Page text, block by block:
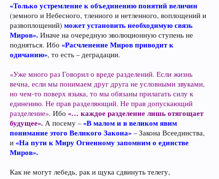
«Только устремление к объединению понятий величин
(земного и Небесного, тленного и нетленного, воплощений и
развоплощений) может установить необходимую связь
Миров». Иначе на очередную эволюционную ступень не
подняться. Ибо «Расчленение Миров приводит к
одичанию», то есть – деградации.
«Уже много раз Говорил о вреде разделений. Если жизнь
вечна, если мы понимаем друг друга не условными звуками,
но чем-то поверх языка, то мы обязаны прилагать силу к
единению. Не прав разделяющий. Не прав допускающий
разделение». Ибо «… каждое разделение лишь отягощает
будущее». А посему –«В малом и в великом явим
понимание этого Великого Закона» – Закона Всеединства,
и «На пути к Миру Огненному запомним о единстве
Миров».
Как не могут лебедь, рак и щука сдвинуть телегу,